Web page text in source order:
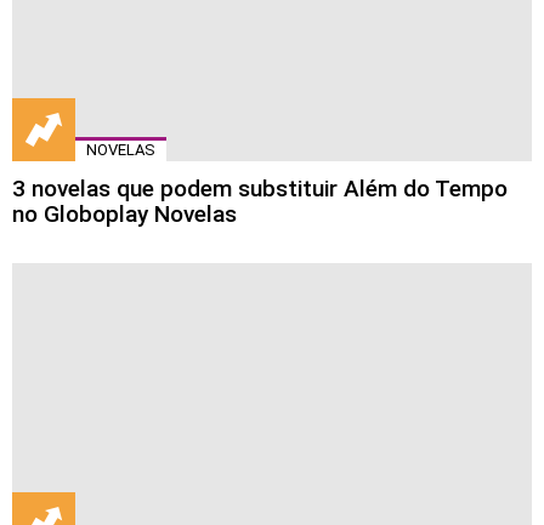
NOVELAS
3 novelas que podem substituir Além do Tempo
no Globoplay Novelas